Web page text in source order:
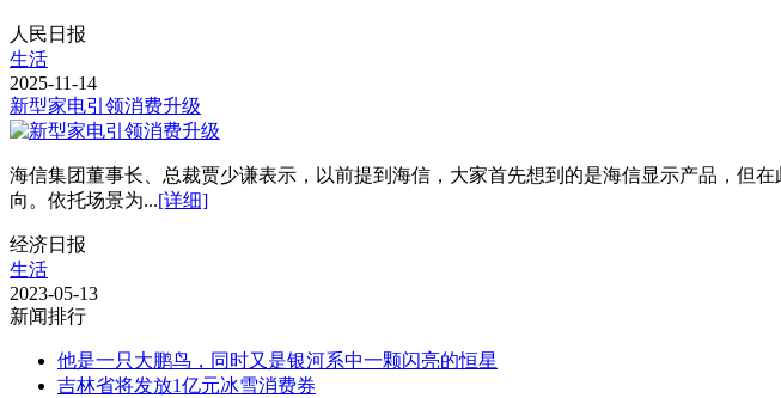
人民日报
生活
2025-11-14
新型家电引领消费升级
海信集团董事长、总裁贾少谦表示，以前提到海信，大家首先想到的是海信显示产品，但
向。依托场景为...[详细]
经济日报
生活
2023-05-13
新闻排行
他是一只大鹏鸟，同时又是银河系中一颗闪亮的恒星
吉林省将发放1亿元冰雪消费券